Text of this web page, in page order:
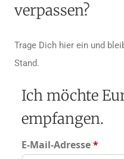
verpassen?
Trage Dich hier ein und
Stand.
Ich möchte
empfangen.
E-Mail-Adresse*